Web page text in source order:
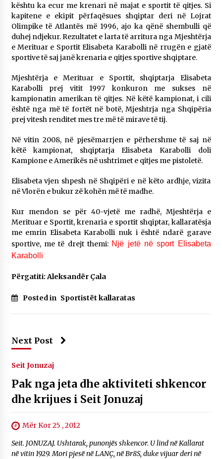
kështu ka ecur me krenari në majat e sportit të qitjes. Si
kapitene e ekipit përfaqësues shqiptar deri në Lojrat
Olimpike të Atlantës më 1996, ajo ka qënë shembulli që
duhej ndjekur. Rezultatet e larta të arritura nga Mjeshtërja
e Merituar e Sportit Elisabeta Karabolli në rrugën e gjatë
sportive të saj janë krenaria e qitjes sportive shqiptare.
Mjeshtërja e Merituar e Sportit, shqiptarja Elisabeta
Karabolli prej vitit 1997 konkuron me sukses në
kampionatin amerikan të qitjes. Në këtë kampionat, i cili
është nga më të fortët në botë, Mjeshtrja nga Shqipëria
prej vitesh renditet mes tre më të mirave të tij.
Në vitin 2008, në pjesëmarrjen e përhershme të saj në
këtë kampionat, shqiptarja Elisabeta Karabolli doli
Kampione e Amerikës në ushtrimet e qitjes me pistoletë.
Elisabeta vjen shpesh në Shqipëri e në këto ardhje, vizita
në Vlorën e bukur zë kohën më të madhe.
Kur mendon se për 40-vjetë me radhë, Mjeshtërja e
Merituar e Sportit, krenaria e sportit shqiptar, kallaratësja
me emrin Elisabeta Karabolli nuk i është ndarë garave
sportive, me të drejt themi: Një jetë në sport Elisabeta
Karabolli
Përgatiti: Aleksandër Çala
Posted in Sportistët kallaratas
Next Post
Seit Jonuzaj
Pak nga jeta dhe aktiviteti shkencor
dhe krijues i Seit Jonuzaj
Mër Kor 25 , 2012
Seit. JONUZAJ. Ushtarak, punonjës shkencor. U lind në Kallarat
në vitin 1929. Mori pjesë në LANÇ, në Br8S, duke vijuar deri në